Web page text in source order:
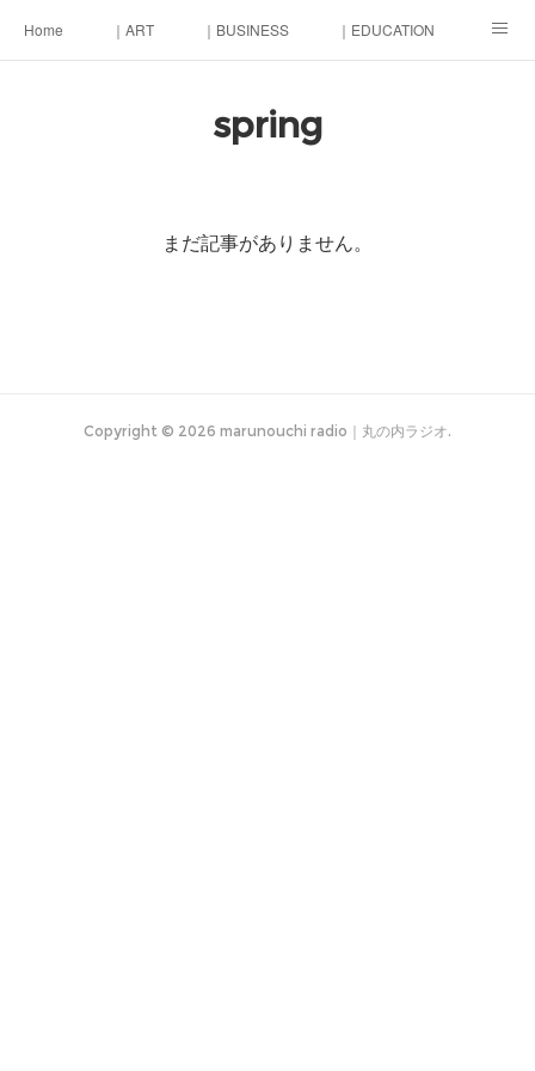
Home ｜ART ｜BUSINESS ｜EDUCATION
spring
まだ記事がありません。
Copyright © 2026 marunouchi radio｜丸の内ラジオ.